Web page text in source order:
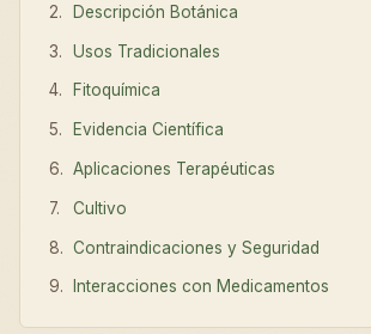
Descripción Botánica
Usos Tradicionales
Fitoquímica
Evidencia Científica
Aplicaciones Terapéuticas
Cultivo
Contraindicaciones y Seguridad
Interacciones con Medicamentos